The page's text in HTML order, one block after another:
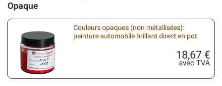
Opaque
Couleurs opaques (non métallisées):
peinture automobile brillant direct en pot
18,67 €
avec TVA